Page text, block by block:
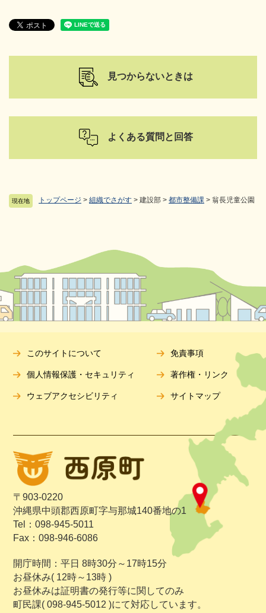
現在地 トップページ > 組織でさがす > 建設部 > 都市整備課 > 翁長児童公園
見つからないときは
よくある質問と回答
〒903-0220
沖縄県中頭郡西原町字与那城140番地の1
Tel：098-945-5011
Fax：098-946-6086
開庁時間：平日 8時30分～17時15分
お昼休み( 12時～13時 )
お昼休みは証明書の発行等に関してのみ
町民課( 098-945-5012 )にて対応しています。
このサイトについて 免責事項
個人情報保護・セキュリティ 著作権・リンク
ウェブアクセシビリティ サイトマップ